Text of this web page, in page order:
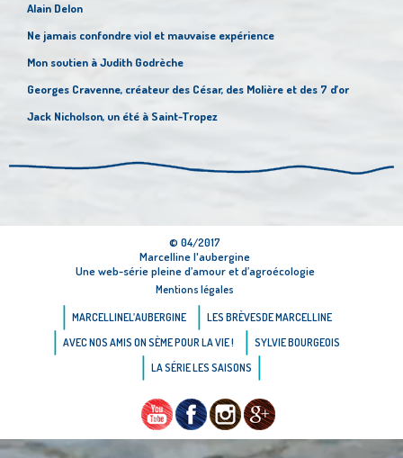
Alain Delon
Ne jamais confondre viol et mauvaise expérience
Mon soutien à Judith Godrèche
Georges Cravenne, créateur des César, des Molière et des 7 d’or
Jack Nicholson, un été à Saint-Tropez
© 04/2017
Marcelline l'aubergine
Une web-série pleine d’amour et d’agroécologie
Mentions légales
MARCELLINEL’AUBERGINE LES BRÈVESDE MARCELLINE
AVEC NOS AMIS ON SÈME POUR LA VIE ! SYLVIEBOURGEOIS
LA SÉRIELES SAISONS